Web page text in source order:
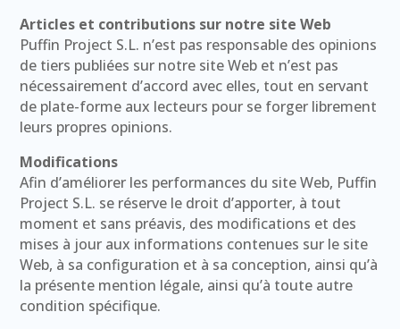
Articles et contributions sur notre site Web
Puffin Project S.L. n’est pas responsable des opinions
de tiers publiées sur notre site Web et n’est pas
nécessairement d’accord avec elles, tout en servant
de plate-forme aux lecteurs pour se forger librement
leurs propres opinions.
Modifications
Afin d’améliorer les performances du site Web, Puffin
Project S.L. se réserve le droit d’apporter, à tout
moment et sans préavis, des modifications et des
mises à jour aux informations contenues sur le site
Web, à sa configuration et à sa conception, ainsi qu’à
la présente mention légale, ainsi qu’à toute autre
condition spécifique.